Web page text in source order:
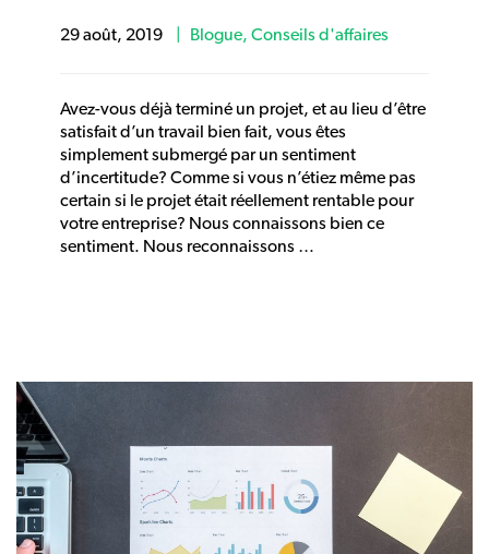
29 août, 2019 Blogue, Conseils d'affaires
Avez-vous déjà terminé un projet, et au lieu d’être
satisfait d’un travail bien fait, vous êtes
simplement submergé par un sentiment
d’incertitude? Comme si vous n’étiez même pas
certain si le projet était réellement rentable pour
votre entreprise? Nous connaissons bien ce
sentiment. Nous reconnaissons …